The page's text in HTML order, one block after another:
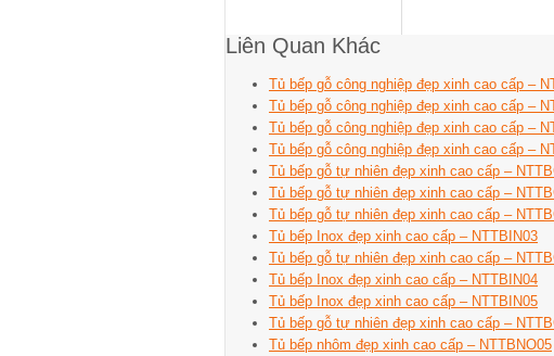
Liên Quan Khác
Tủ bếp gỗ công nghiệp đẹp xinh cao cấp –
Tủ bếp gỗ công nghiệp đẹp xinh cao cấp –
Tủ bếp gỗ công nghiệp đẹp xinh cao cấp –
Tủ bếp gỗ công nghiệp đẹp xinh cao cấp –
Tủ bếp gỗ tự nhiên đẹp xinh cao cấp –
Tủ bếp gỗ tự nhiên đẹp xinh cao cấp –
Tủ bếp gỗ tự nhiên đẹp xinh cao cấp –
Tủ bếp Inox đẹp xinh cao cấp – NTTBIN03
Tủ bếp gỗ tự nhiên đẹp xinh cao cấp –
Tủ bếp Inox đẹp xinh cao cấp – NTTBIN04
Tủ bếp Inox đẹp xinh cao cấp – NTTBIN05
Tủ bếp gỗ tự nhiên đẹp xinh cao cấp –
Tủ bếp nhôm đẹp xinh cao cấp – NTTBNO05